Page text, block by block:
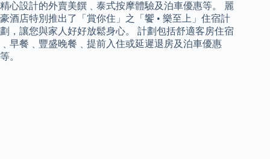
精心設計的外賣美饌﹑泰式按摩體驗及泊車優惠等。 麗
豪酒店特別推出了「賞你住」之「饗 • 樂至上」住宿計
劃，讓您與家人好好放鬆身心。 計劃包括舒適客房住宿
﹑早餐﹑豐盛晚餐﹑提前入住或延遲退房及泊車優惠
等。